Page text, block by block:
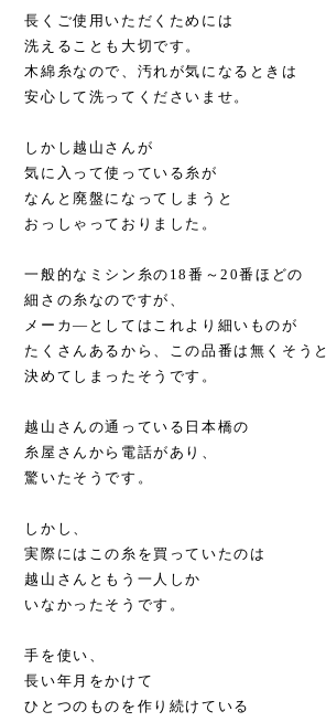
長くご使用いただくためには
洗えることも大切です。
木綿糸なので、汚れが気になるときは
安心して洗ってくださいませ。
しかし越山さんが
気に入って使っている糸が
なんと廃盤になってしまうと
おっしゃっておりました。
一般的なミシン糸の18番～20番ほどの
細さの糸なのですが、
メーカ―としてはこれより細いものが
たくさんあるから、この品番は無くそうと
決めてしまったそうです。
越山さんの通っている日本橋の
糸屋さんから電話があり、
驚いたそうです。
しかし、
実際にはこの糸を買っていたのは
越山さんともう一人しか
いなかったそうです。
手を使い、
長い年月をかけて
ひとつのものを作り続けている